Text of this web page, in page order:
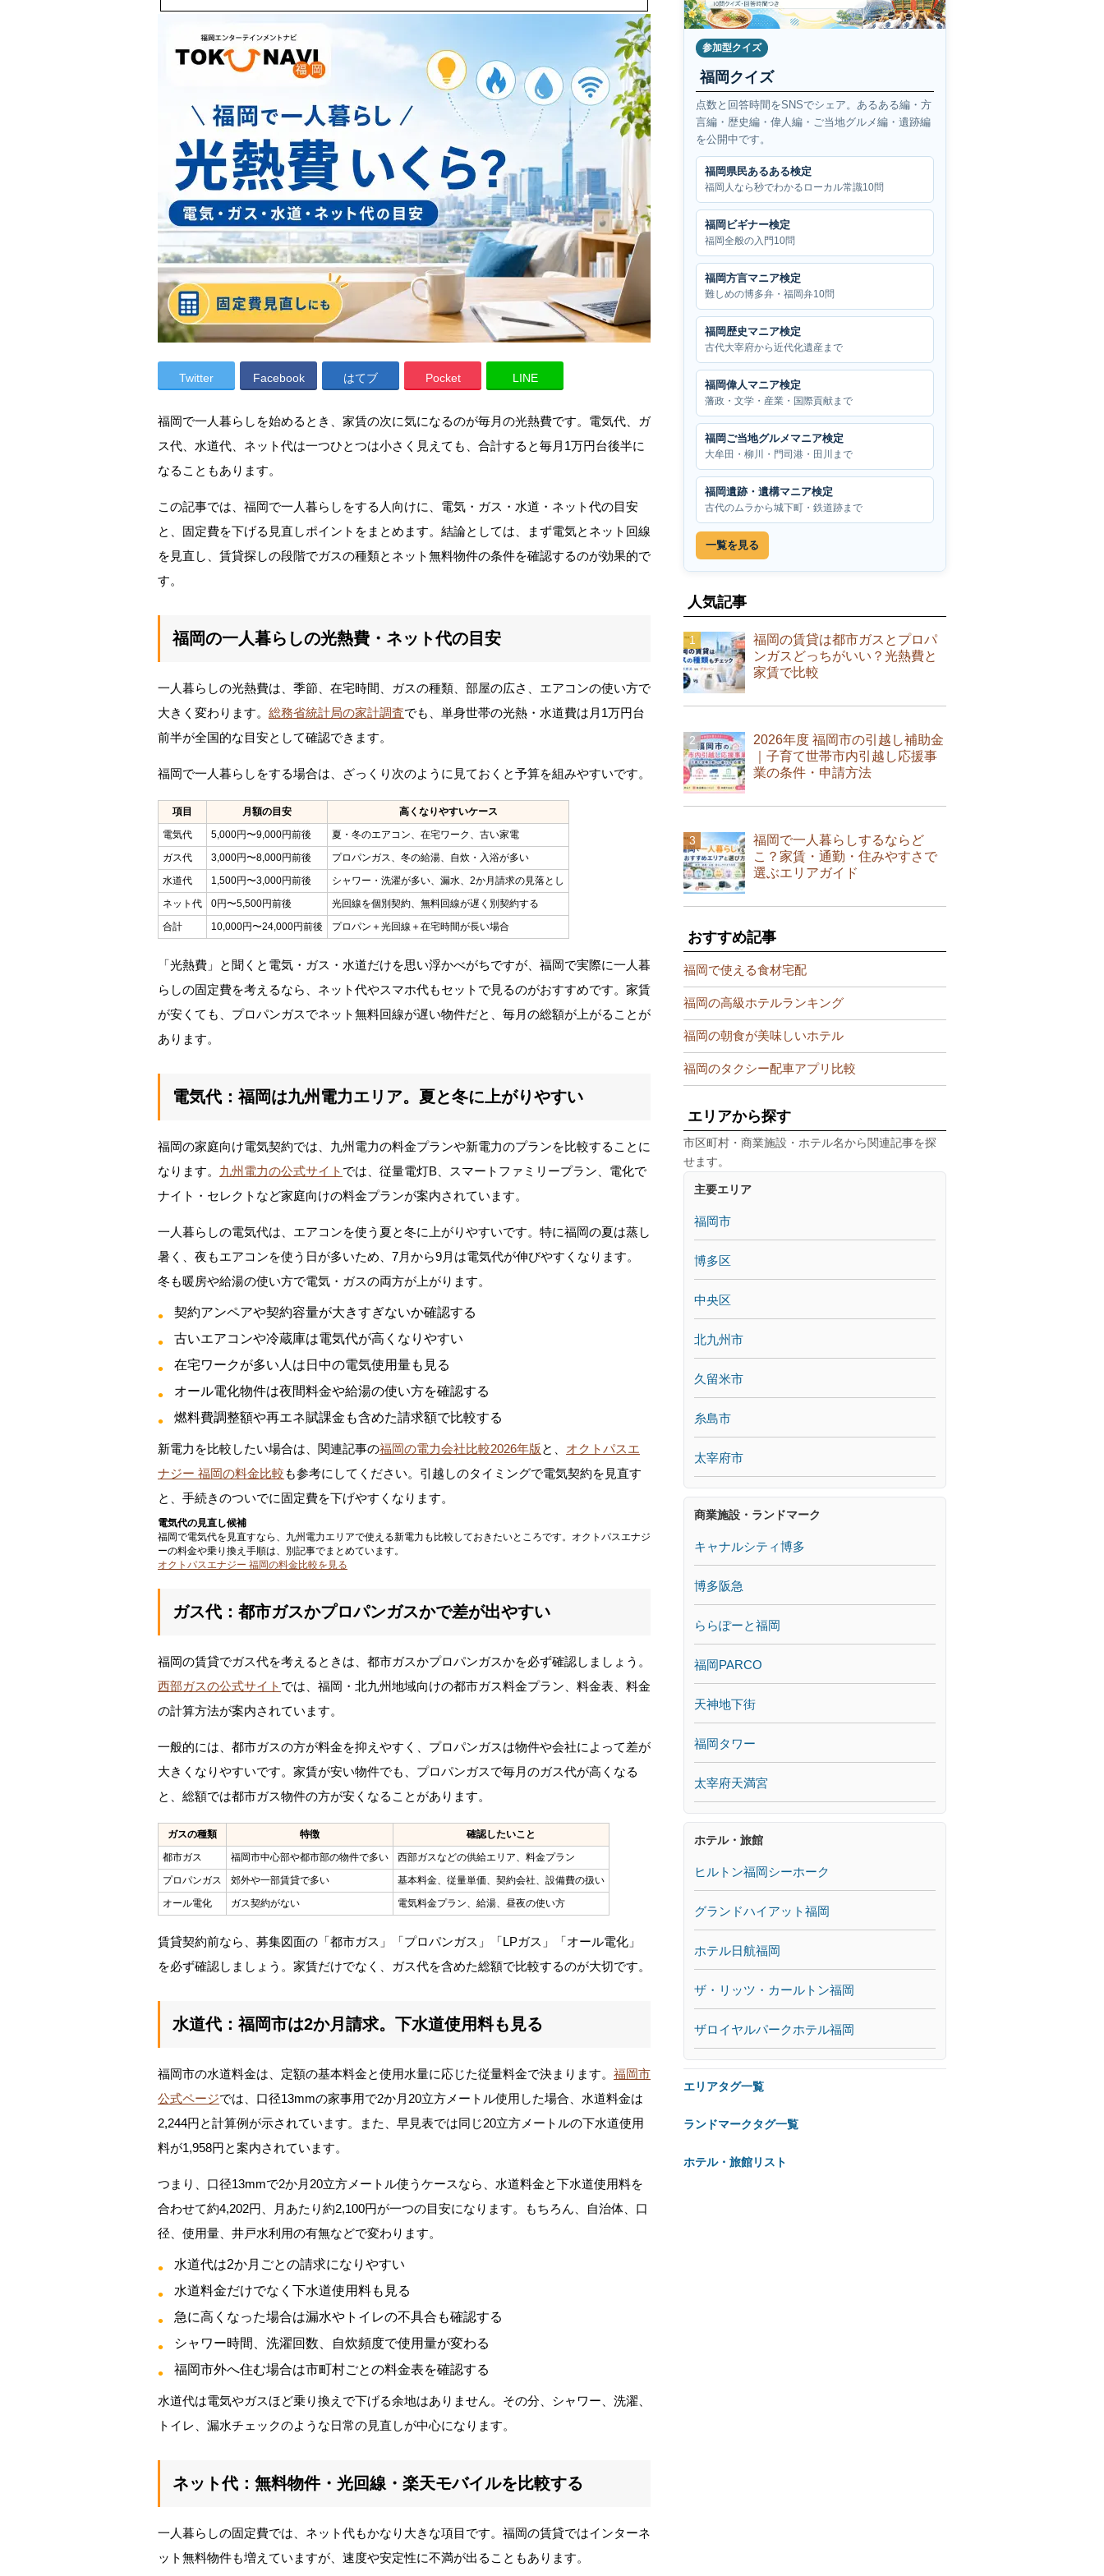
Twitter Facebook はてブ Pocket LINE
福岡で一人暮らしを始めるとき、家賃の次に気になるのが毎月の光熱費です。電気代、ガ
ス代、水道代、ネット代は一つひとつは小さく見えても、合計すると毎月1万円台後半に
なることもあります。
この記事では、福岡で一人暮らしをする人向けに、電気・ガス・水道・ネット代の目安
と、固定費を下げる見直しポイントをまとめます。結論としては、まず電気とネット回線
を見直し、賃貸探しの段階でガスの種類とネット無料物件の条件を確認するのが効果的で
す。
福岡の一人暮らしの光熱費・ネット代の目安
一人暮らしの光熱費は、季節、在宅時間、ガスの種類、部屋の広さ、エアコンの使い方で
大きく変わります。 総務省統計局の家計調査でも、単身世帯の光熱・水道費は月1万円台
前半が全国的な目安として確認できます。
福岡で一人暮らしをする場合は、ざっくり次のように見ておくと予算を組みやすいです。
項目 月額の目安
高くなりやすいケース
電気代
5,000円〜9,000円前後
夏・冬のエアコン、在宅ワーク、古い家電
ガス代
3,000円〜8,000円前後
プロパンガス、冬の給湯、自炊・入浴が多い
水道代
1,500円〜3,000円前後
シャワー・洗濯が多い、漏水、2か月請求の見落とし
ネット代
0円〜5,500円前後
光回線を個別契約、無料回線が遅く別契約する
合計
10,000円〜24,000円前後 プロパン＋光回線＋在宅時間が長い場合
「光熱費」と聞くと電気・ガス・水道だけを思い浮かべがちですが、福岡で実際に一人暮
らしの固定費を考えるなら、ネット代やスマホ代もセットで見るのがおすすめです。家賃
が安くても、プロパンガスでネット無料回線が遅い物件だと、毎月の総額が上がることが
あります。
電気代：福岡は九州電力エリア。夏と冬に上がりやすい
福岡の家庭向け電気契約では、九州電力の料金プランや新電力のプランを比較することに
なります。 九州電力の公式サイト では、従量電灯B、スマートファミリープラン、電化で
ナイト・セレクトなど家庭向けの料金プランが案内されています。
一人暮らしの電気代は、エアコンを使う夏と冬に上がりやすいです。特に福岡の夏は蒸し
暑く、夜もエアコンを使う日が多いため、7月から9月は電気代が伸びやすくなります。
冬も暖房や給湯の使い方で電気・ガスの両方が上がります。
契約アンペアや契約容量が大きすぎないか確認する
古いエアコンや冷蔵庫は電気代が高くなりやすい
在宅ワークが多い人は日中の電気使用量も見る
オール電化物件は夜間料金や給湯の使い方を確認する
燃料費調整額や再エネ賦課金も含めた請求額で比較する
新電力を比較したい場合は、関連記事の福岡の電力会社比較2026年版と、 オクトパスエ
ナジー 福岡の料金比較も参考にしてください。引越しのタイミングで電気契約を見直す
と、手続きのついでに固定費を下げやすくなります。
電気代の見直し候補
福岡で電気代を見直すなら、九州電力エリアで使える新電力も比較しておきたいところです。オクトパスエナジ
ーの料金や乗り換え手順は、別記事でまとめています。
オクトパスエナジー 福岡の料金比較を見る
ガス代：都市ガスかプロパンガスかで差が出やすい
福岡の賃貸でガス代を考えるときは、都市ガスかプロパンガスかを必ず確認しましょう。
西部ガスの公式サイト では、福岡・北九州地域向けの都市ガス料金プラン、料金表、料金
の計算方法が案内されています。
一般的には、都市ガスの方が料金を抑えやすく、プロパンガスは物件や会社によって差が
大きくなりやすいです。家賃が安い物件でも、プロパンガスで毎月のガス代が高くなる
と、総額では都市ガス物件の方が安くなることがあります。
ガスの種類 特徴
確認したいこと
都市ガス
福岡市中心部や都市部の物件で多い
西部ガスなどの供給エリア、料金プラン
プロパンガス
郊外や一部賃貸で多い
基本料金、従量単価、契約会社、設備費の扱い
オール電化
ガス契約がない 電気料金プラン、給湯、昼夜の使い方
賃貸契約前なら、募集図面の「都市ガス」「プロパンガス」「LPガス」「オール電化」
を必ず確認しましょう。家賃だけでなく、ガス代を含めた総額で比較するのが大切です。
水道代：福岡市は2か月請求。下水道使用料も見る
福岡市の水道料金は、定額の基本料金と使用水量に応じた従量料金で決まります。 福岡市
公式ページでは、口径13mmの家事用で2か月20立方メートル使用した場合、水道料金は
2,244円と計算例が示されています。また、早見表では同じ20立方メートルの下水道使用
料が1,958円と案内されています。
つまり、口径13mmで2か月20立方メートル使うケースなら、水道料金と下水道使用料を
合わせて約4,202円、月あたり約2,100円が一つの目安になります。もちろん、自治体、口
径、使用量、井戸水利用の有無などで変わります。
水道代は2か月ごとの請求になりやすい
水道料金だけでなく下水道使用料も見る
急に高くなった場合は漏水やトイレの不具合も確認する
シャワー時間、洗濯回数、自炊頻度で使用量が変わる
福岡市外へ住む場合は市町村ごとの料金表を確認する
水道代は電気やガスほど乗り換えで下げる余地はありません。その分、シャワー、洗濯、
トイレ、漏水チェックのような日常の見直しが中心になります。
ネット代：無料物件・光回線・楽天モバイルを比較する
一人暮らしの固定費では、ネット代もかなり大きな項目です。福岡の賃貸ではインターネ
ット無料物件も増えていますが、速度や安定性に不満が出ることもあります。
参加型クイズ
福岡クイズ
点数と回答時間をSNSでシェア。あるある編・方
言編・歴史編・偉人編・ご当地グルメ編・遺跡編
を公開中です。
福岡県民あるある検定
福岡人なら秒でわかるローカル常識10問
福岡ビギナー検定
福岡全般の入門10問
福岡方言マニア検定
難しめの博多弁・福岡弁10問
福岡歴史マニア検定
古代大宰府から近代化遺産まで
福岡偉人マニア検定
藩政・文学・産業・国際貢献まで
福岡ご当地グルメマニア検定
大牟田・柳川・門司港・田川まで
福岡遺跡・遺構マニア検定
古代のムラから城下町・鉄道跡まで
一覧を見る
人気記事
福岡の賃貸は都市ガスとプロパ
ンガスどっちがいい？光熱費と
家賃で比較
2026年度 福岡市の引越し補助金
｜子育て世帯市内引越し応援事
業の条件・申請方法
福岡で一人暮らしするならど
こ？家賃・通勤・住みやすさで
選ぶエリアガイド
おすすめ記事
福岡で使える食材宅配
福岡の高級ホテルランキング
福岡の朝食が美味しいホテル
福岡のタクシー配車アプリ比較
エリアから探す
市区町村・商業施設・ホテル名から関連記事を探
せます。
主要エリア
福岡市
博多区
中央区
北九州市
久留米市
糸島市
太宰府市
商業施設・ランドマーク
キャナルシティ博多
博多阪急
ららぽーと福岡
福岡PARCO
天神地下街
福岡タワー
太宰府天満宮
ホテル・旅館
ヒルトン福岡シーホーク
グランドハイアット福岡
ホテル日航福岡
ザ・リッツ・カールトン福岡
ザロイヤルパークホテル福岡
エリアタグ一覧
ランドマークタグ一覧
ホテル・旅館リスト